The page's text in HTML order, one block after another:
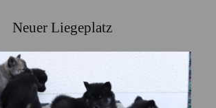
Neuer Liegeplatz